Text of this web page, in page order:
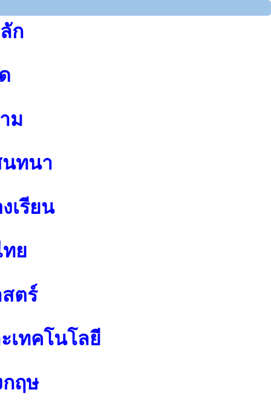
ก
ม
ทนา
เรียน
ย
ตร์
เทคโนโลยี
ฤษ